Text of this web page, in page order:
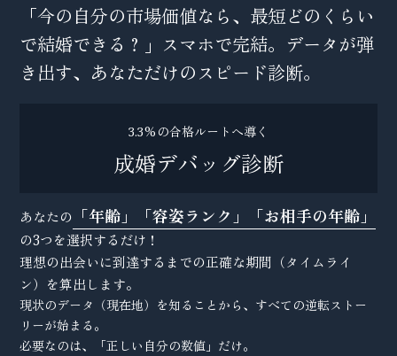
「今の自分の市場価値なら、最短どのくらい
で結婚できる？」スマホで完結。データが弾
き出す、あなただけのスピード診断。
3.3%の合格ルートへ導く
成婚デバッグ診断
あなたの 「年齢」「容姿ランク」「お相手の年齢」
の3つを選択するだけ！
理想の出会いに到達するまでの正確な期間（タイムライ
ン）を算出します。
現状のデータ（現在地）を知ることから、すべての逆転ストー
リーが始まる。
必要なのは、「正しい自分の数値」だけ。